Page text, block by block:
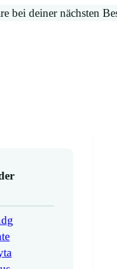
bei deiner nächsten